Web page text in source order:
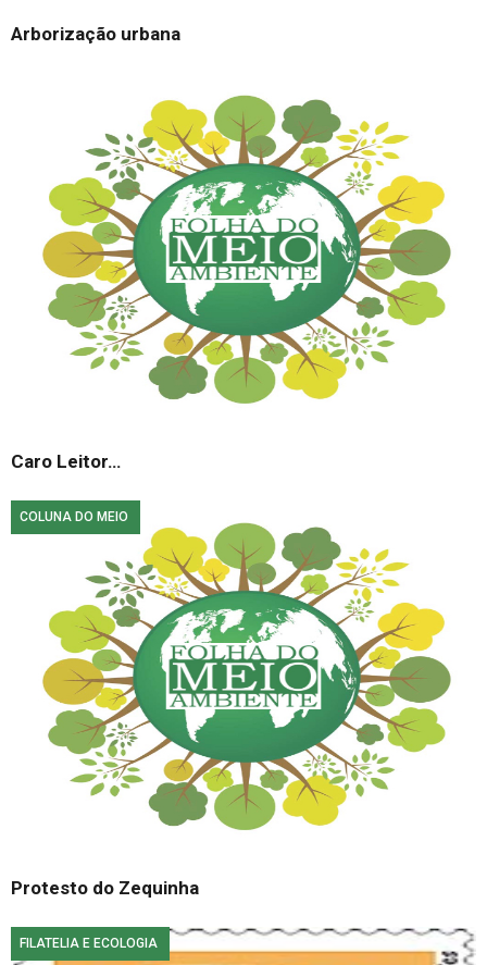
Arborização urbana
Caro Leitor…
COLUNA DO MEIO
Protesto do Zequinha
FILATELIA E ECOLOGIA